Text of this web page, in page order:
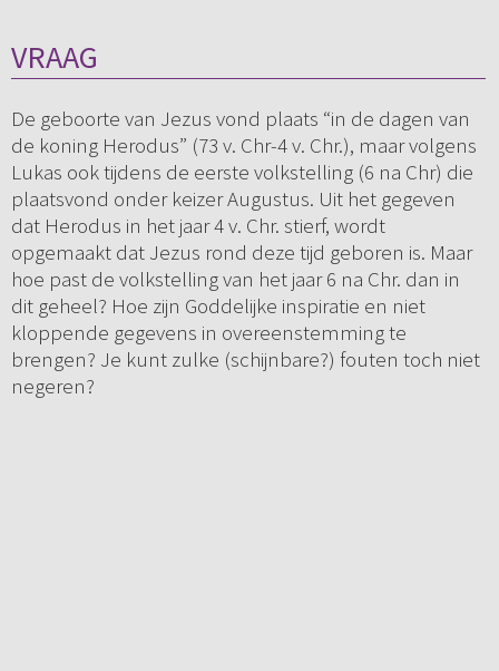
VRAAG
De geboorte van Jezus vond plaats “in de dagen van
de koning Herodus” (73 v. Chr-4 v. Chr.), maar volgens
Lukas ook tijdens de eerste volkstelling (6 na Chr) die
plaatsvond onder keizer Augustus. Uit het gegeven
dat Herodus in het jaar 4 v. Chr. stierf, wordt
opgemaakt dat Jezus rond deze tijd geboren is. Maar
hoe past de volkstelling van het jaar 6 na Chr. dan in
dit geheel? Hoe zijn Goddelijke inspiratie en niet
kloppende gegevens in overeenstemming te
brengen? Je kunt zulke (schijnbare?) fouten toch niet
negeren?